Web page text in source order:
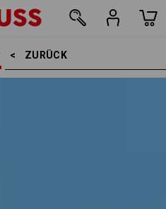
ZURÜCK    >